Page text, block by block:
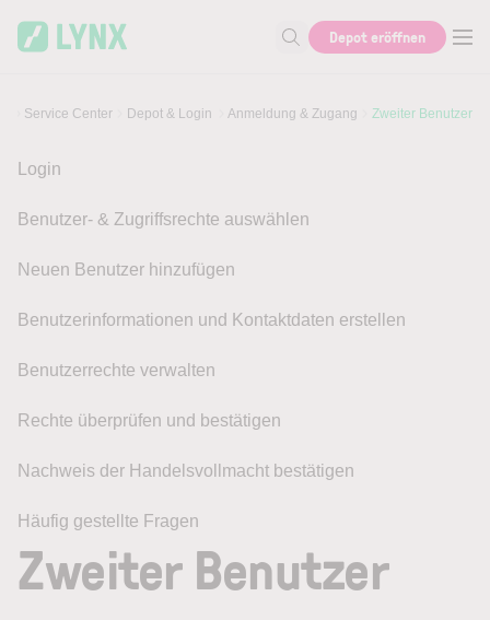
Suche nach Hilfe oder Info
Depot eröffnen
Service Center Depot & Login Anmeldung & Zugang Zweiter Benutzer
Login
Benutzer- & Zugriffsrechte auswählen
Neuen Benutzer hinzufügen
Benutzerinformationen und Kontaktdaten erstellen
Benutzerrechte verwalten
Rechte überprüfen und bestätigen
Nachweis der Handelsvollmacht bestätigen
Häufig gestellte Fragen
Zweiter Benutzer